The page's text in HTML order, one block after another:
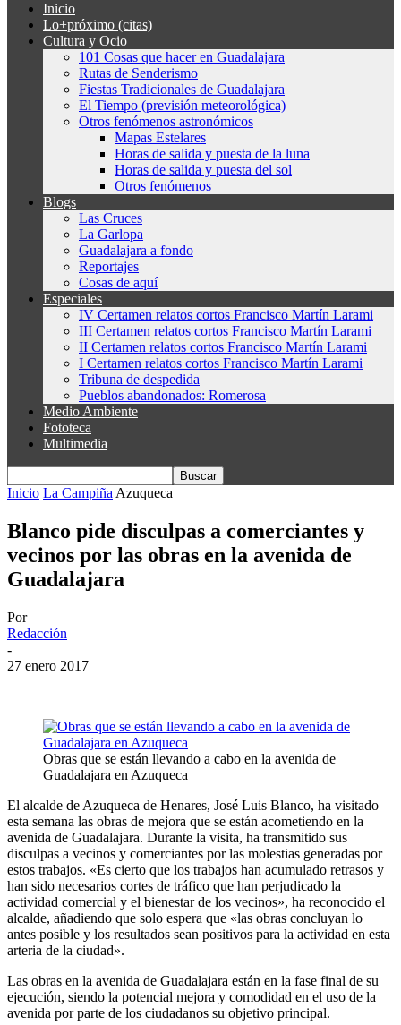
Inicio
Lo+próximo (citas)
Cultura y Ocio
101 Cosas que hacer en Guadalajara
Rutas de Senderismo
Fiestas Tradicionales de Guadalajara
El Tiempo (previsión meteorológica)
Otros fenómenos astronómicos
Mapas Estelares
Horas de salida y puesta de la luna
Horas de salida y puesta del sol
Otros fenómenos
Blogs
Las Cruces
La Garlopa
Guadalajara a fondo
Reportajes
Cosas de aquí
Especiales
IV Certamen relatos cortos Francisco Martín Larami
III Certamen relatos cortos Francisco Martín Larami
II Certamen relatos cortos Francisco Martín Larami
I Certamen relatos cortos Francisco Martín Larami
Tribuna de despedida
Pueblos abandonados: Romerosa
Medio Ambiente
Fototeca
Multimedia
Inicio La Campiña Azuqueca
Blanco pide disculpas a comerciantes y
vecinos por las obras en la avenida de
Guadalajara
Por
Redacción
-
27 enero 2017
Obras que se están llevando a cabo en la avenida de
Guadalajara en Azuqueca
El alcalde de Azuqueca de Henares, José Luis Blanco, ha visitado
esta semana las obras de mejora que se están acometiendo en la
avenida de Guadalajara. Durante la visita, ha transmitido sus
disculpas a vecinos y comerciantes por las molestias generadas por
estos trabajos. «Es cierto que los trabajos han acumulado retrasos y
han sido necesarios cortes de tráfico que han perjudicado la
actividad comercial y el bienestar de los vecinos», ha reconocido el
alcalde, añadiendo que solo espera que «las obras concluyan lo
antes posible y los resultados sean positivos para la actividad en esta
arteria de la ciudad».
Las obras en la avenida de Guadalajara están en la fase final de su
ejecución, siendo la potencial mejora y comodidad en el uso de la
avenida por parte de los ciudadanos su objetivo principal.